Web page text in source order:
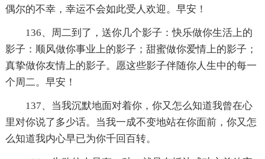
偶尔的不幸，幸运不会如此受人欢迎。早安！
136、周二到了，送你几个影子：快乐做你生活上的
影子：顺风做你事业上的影子；甜蜜做你爱情上的影子；
真挚做你友情上的影子。愿这些影子伴随你人生中的每一
个周二。早安！
137、当我沉默地面对着你，你又怎么知道我曾在心
里对你说了多少话。当我一成不变地站在你面前，你又怎
么知道我内心早已为你千回百转。